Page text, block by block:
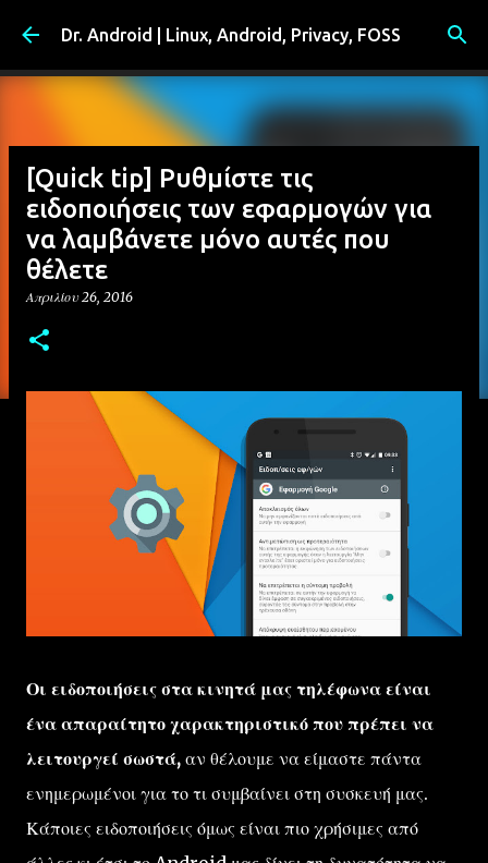
Μετάβαση στο κύριο περιεχόμενο
Dr. Android | Linux, Android, Privacy, FOSS
[Quick tip] Ρυθμίστε τις
ειδοποιήσεις των εφαρμογών για
να λαμβάνετε μόνο αυτές που
θέλετε
Απριλίου 26, 2016
Οι ειδοποιήσεις στα κινητά μας τηλέφωνα είναι
ένα απαραίτητο χαρακτηριστικό που πρέπει να
λειτουργεί σωστά, αν θέλουμε να είμαστε πάντα
ενημερωμένοι για το τι συμβαίνει στη συσκευή μας.
Κάποιες ειδοποιήσεις όμως είναι πιο χρήσιμες από